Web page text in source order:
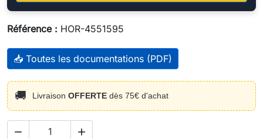
Référence : HOR-4551595
📥 Toutes les documentations (PDF)
🚚 Livraison OFFERTE dès 75€ d'achat
 